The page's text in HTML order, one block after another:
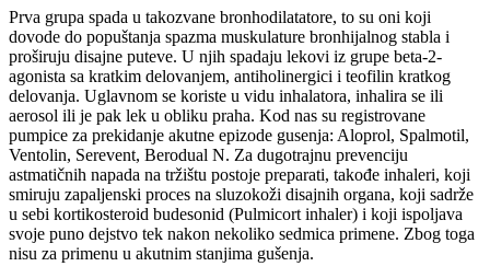
Prva grupa spada u takozvane bronhodilatatore, to su oni koji
dovode do popuštanja spazma muskulature bronhijalnog stabla i
proširuju disajne puteve. U njih spadaju lekovi iz grupe beta-2-
agonista sa kratkim delovanjem, antiholinergici i teofilin kratkog
delovanja. Uglavnom se koriste u vidu inhalatora, inhalira se ili
aerosol ili je pak lek u obliku praha. Kod nas su registrovane
pumpice za prekidanje akutne epizode gusenja: Aloprol, Spalmotil,
Ventolin, Serevent, Berodual N. Za dugotrajnu prevenciju
astmatičnih napada na tržištu postoje preparati, takođe inhaleri, koji
smiruju zapaljenski proces na sluzokoži disajnih organa, koji sadrže
u sebi kortikosteroid budesonid (Pulmicort inhaler) i koji ispoljava
svoje puno dejstvo tek nakon nekoliko sedmica primene. Zbog toga
nisu za primenu u akutnim stanjima gušenja.